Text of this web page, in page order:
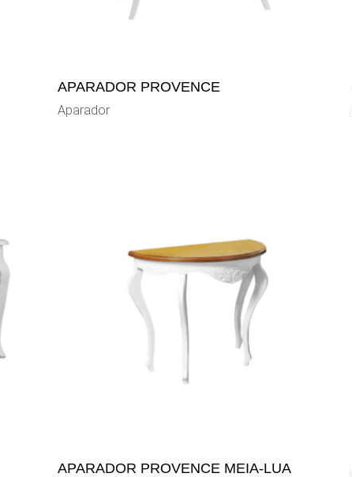
APARADOR PROVENCE
Aparador
APARADOR PROVENCE MEIA-LUA